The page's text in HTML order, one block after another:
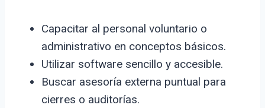
Capacitar al personal voluntario o
administrativo en conceptos básicos.
Utilizar software sencillo y accesible.
Buscar asesoría externa puntual para
cierres o auditorías.